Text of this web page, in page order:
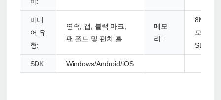
미디
어 유
형:
연속, 갭, 블랙 마크,
팬 폴드 및 펀치 홀
메모
리:
8MB 플
모리/
SDRAM
SDK: Windows/Android/iOS